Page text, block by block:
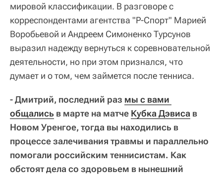
мировой классификации. В разговоре с
корреспондентами агентства "Р-Спорт" Марией
Воробьевой и Андреем Симоненко Турсунов
выразил надежду вернуться к соревновательной
деятельности, но при этом признался, что
думает и о том, чем займется после тенниса.
- Дмитрий, последний раз мы с вами
общались в марте на матче Кубка Дэвиса в
Новом Уренгое, тогда вы находились в
процессе залечивания травмы и параллельно
помогали российским теннисистам. Как
обстоят дела со здоровьем в нынешний